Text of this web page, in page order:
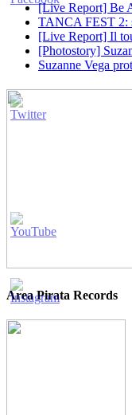
[Live Report] Be
TANCA FEST 2:
[Live Report] Il
[Photostory]
Suzanne Vega
Area Pirata Records